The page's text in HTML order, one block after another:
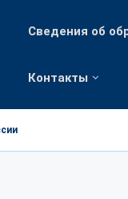
Сведения об
Контакты